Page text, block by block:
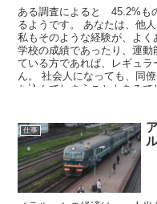
ある調査によると 45.2%も
るようです。 あなたは、他
私もそのような経験が、よく
学校の成績であったり、運
ている方であれば、レギュ
ん。 社会人になっても、同
ち込んでしまうこともあるで
仕事